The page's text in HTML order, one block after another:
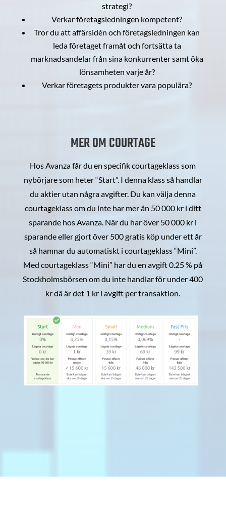
strategi?
Verkar företagsledningen kompetent?
Tror du att affärsidén och företagsledningen kan
leda företaget framåt och fortsätta ta
marknadsandelar från sina konkurrenter samt öka
lönsamheten varje år?
Verkar företagets produkter vara populära?
MER OM COURTAGE
Hos Avanza får du en specifik courtageklass som
nybörjare som heter “Start”. I denna klass så handlar
du aktier utan några avgifter. Du kan välja denna
courtageklass om du inte har mer än 50 000 kr i ditt
sparande hos Avanza. När du har över 50 000 kr i
sparande eller gjort över 500 gratis köp under ett år
så hamnar du automatiskt i courtageklass “Mini”.
Med courtageklass “Mini” har du en avgift 0.25 % på
Stockholmsbörsen om du inte handlar för under 400
kr då är det 1 kr i avgift per transaktion.